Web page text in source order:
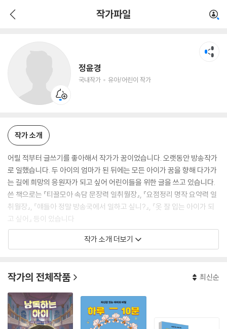
작가파일
정윤경
국내작가 유아/어린이 작가
유아/어린이 작가
작가 소개
어릴 적부터 글쓰기를 좋아해서 작가가 꿈이었습니다. 오랫동안 방송작가
로 일했습니다. 두 아이의 엄마가 된 뒤에는 모든 아이가 꿈을 향해 다가가
는 길에 희망의 응원자가 되고 싶어 어린이들을 위한 글을 쓰고 있습니다.
쓴 책으로는 『티끌모아 속담 문장력 일취월장』, 『요점정리 명작 요약력 일
취월장』, 『얘들아 정말 방송국에서 일하고 싶니?』, 『옷 잘 입는 아이가 되
고 싶어』 등이 있습니다
작가 소개 더보기
작가의 전체작품 최신순